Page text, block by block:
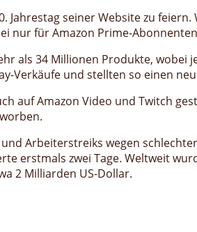
Jahrestag seiner Website zu
nur für Amazon Prime-
als 34 Millionen Produkte, wobei
Verkäufe und stellten so einen
auf Amazon Video und Twitch
Arbeiterstreiks wegen
erstmals zwei Tage. Weltweit
2 Milliarden US-Dollar.